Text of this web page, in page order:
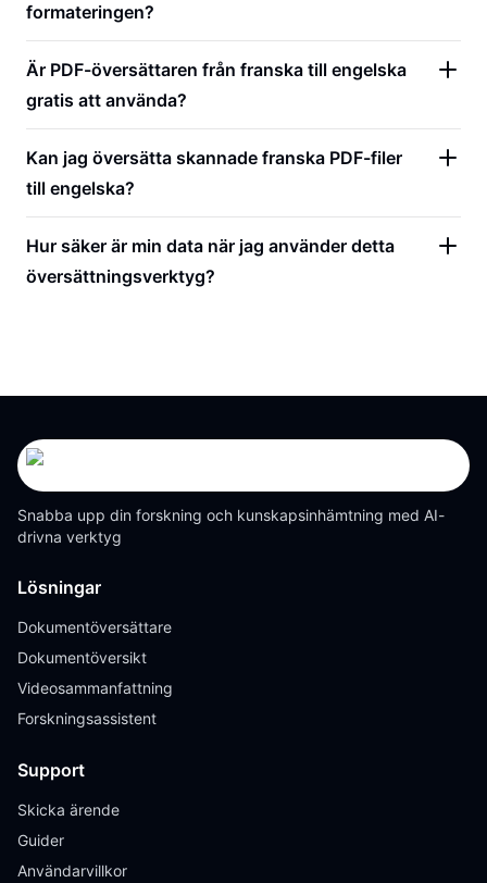
formateringen?
Är PDF-översättaren från franska till engelska
gratis att använda?
Kan jag översätta skannade franska PDF-filer
till engelska?
Hur säker är min data när jag använder detta
översättningsverktyg?
Snabba upp din forskning och kunskapsinhämtning med AI-
drivna verktyg
Lösningar
Dokumentöversättare
Dokumentöversikt
Videosammanfattning
Forskningsassistent
Support
Skicka ärende
Guider
Användarvillkor